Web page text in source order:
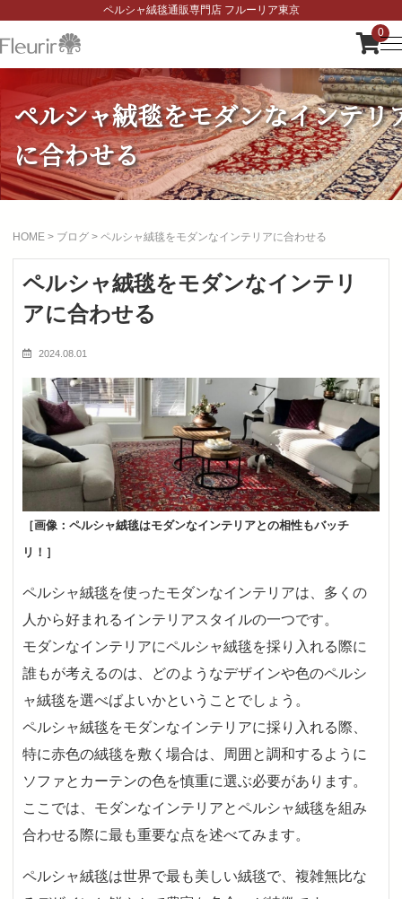
ペルシャ絨毯通販専門店 フルーリア東京
0
ペルシャ絨毯をモダンなインテリ
に合わせる
HOME > ブログ >ペルシャ絨毯をモダンなインテリアに合わせる
ペルシャ絨毯をモダンなインテリ
アに合わせる
2024.08.01
［画像：ペルシャ絨毯はモダンなインテリアとの相性もバッチ
リ！］
ペルシャ絨毯を使ったモダンなインテリアは、多くの
人から好まれるインテリアスタイルの一つです。
モダンなインテリアにペルシャ絨毯を採り入れる際に
誰もが考えるのは、どのようなデザインや色のペルシ
ャ絨毯を選べばよいかということでしょう。
ペルシャ絨毯をモダンなインテリアに採り入れる際、
特に赤色の絨毯を敷く場合は、周囲と調和するように
ソファとカーテンの色を慎重に選ぶ必要があります。
ここでは、モダンなインテリアとペルシャ絨毯を組み
合わせる際に最も重要な点を述べてみます。
ペルシャ絨毯は世界で最も美しい絨毯で、複雑無比な